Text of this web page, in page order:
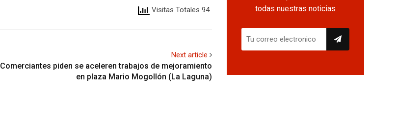
Visitas Totales 94
Next article
Comerciantes piden se aceleren trabajos de mejoramiento
en plaza Mario Mogollón (La Laguna)
todas nuestras noticias